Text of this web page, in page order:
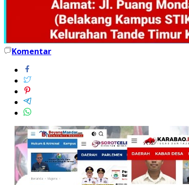
Komentar